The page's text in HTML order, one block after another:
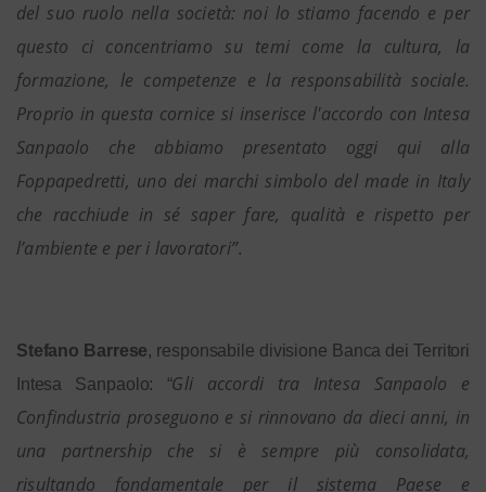
del suo ruolo nella società: noi lo stiamo facendo e per
questo ci concentriamo su temi come la cultura, la
formazione, le competenze e la responsabilità sociale.
Proprio in questa cornice si inserisce l'accordo con Intesa
Sanpaolo che abbiamo presentato oggi qui alla
Foppapedretti, uno dei marchi simbolo del made in Italy
che racchiude in sé saper fare, qualità e rispetto per
l’ambiente e per i lavoratori”.
Stefano Barrese, responsabile divisione Banca dei Territori
Intesa Sanpaolo: “Gli accordi tra Intesa Sanpaolo e
Confindustria proseguono e si rinnovano da dieci anni, in
una partnership che si è sempre più consolidata,
risultando fondamentale per il sistema Paese e